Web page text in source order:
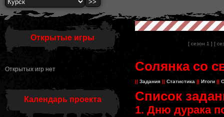
Открытые игры
Открытых игр нет
Календарь проекта
[ сезон 1 ] [
Солянка со
Задания Статистика Итоги
Список
1. Дню дурака